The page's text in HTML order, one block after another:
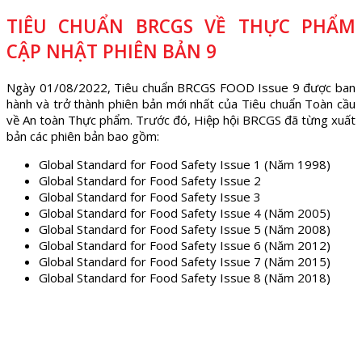
TIÊU CHUẨN BRCGS VỀ THỰC PHẨM
CẬP NHẬT PHIÊN BẢN 9
Ngày 01/08/2022, Tiêu chuẩn BRCGS FOOD Issue 9 được ban
hành và trở thành phiên bản mới nhất của Tiêu chuẩn Toàn cầu
về An toàn Thực phẩm. Trước đó, Hiệp hội BRCGS đã từng xuất
bản các phiên bản bao gồm:
Global Standard for Food Safety Issue 1 (Năm 1998)
Global Standard for Food Safety Issue 2
Global Standard for Food Safety Issue 3
Global Standard for Food Safety Issue 4 (Năm 2005)
Global Standard for Food Safety Issue 5 (Năm 2008)
Global Standard for Food Safety Issue 6 (Năm 2012)
Global Standard for Food Safety Issue 7 (Năm 2015)
Global Standard for Food Safety Issue 8 (Năm 2018)